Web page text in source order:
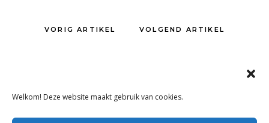
Welkom! Deze website maakt gebruik van cookies.
VORIG ARTIKEL VOLGEND ARTIKEL
OOK INTERESSANT